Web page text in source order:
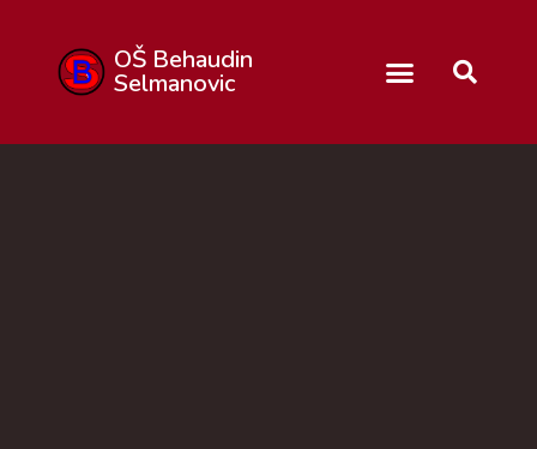
OŠ Behaudin
Selmanovic